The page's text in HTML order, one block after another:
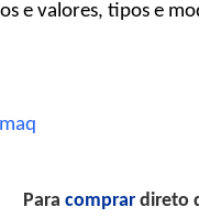
e valores, tipos e
Para comprardireto